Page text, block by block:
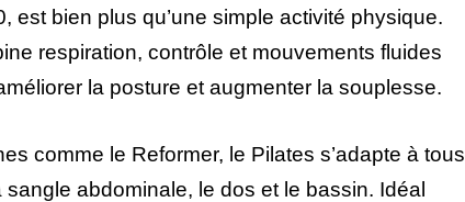
est bien plus qu’une simple activité physique.
respiration, contrôle et mouvements fluides
la posture et augmenter la souplesse.
comme le Reformer, le Pilates s’adapte à tous
abdominale, le dos et le bassin. Idéal